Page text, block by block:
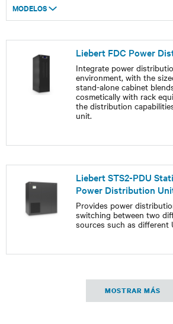
MODELOS
Liebert FDC Power
Integrate power
environment, with the
stand-alone cabinet
cosmetically with rack
the distribution
unit.
Liebert STS2-PDU
Power Distribution
Provides power
switching between two
sources such as different
MOSTRAR MÁS